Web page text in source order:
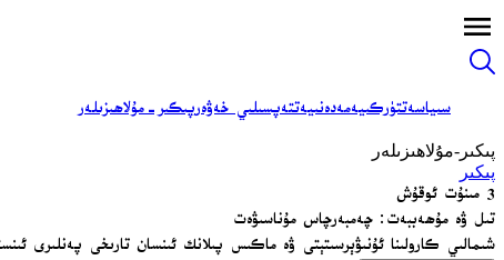
سىياسەتتۈركىيەمەدەنىيەتتەپسىلىي خەۋەرپىكىر-مۇلاھىزىلەر
پىكىر-مۇلاھىزىلەر
پىكىر
3 مىنۇت ئوقۇش
تىل ۋە مۇھەببەت: چەمبەرچاس مۇناسىۋەت
شىمالىي كارولىنا ئۇنىۋېرسىتېتى ۋە ماكىس پىلانك ئىنسان تارىخى پەنلىرى